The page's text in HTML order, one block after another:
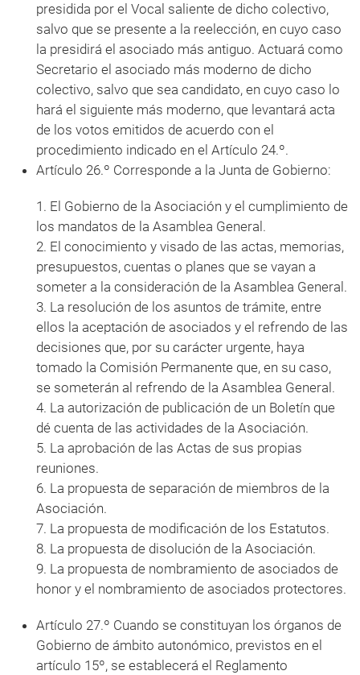
presidida por el Vocal saliente de dicho colectivo,
salvo que se presente a la reelección, en cuyo caso
la presidirá el asociado más antiguo. Actuará como
Secretario el asociado más moderno de dicho
colectivo, salvo que sea candidato, en cuyo caso lo
hará el siguiente más moderno, que levantará acta
de los votos emitidos de acuerdo con el
procedimiento indicado en el Artículo 24.º.
Artículo 26.º Corresponde a la Junta de Gobierno:
1. El Gobierno de la Asociación y el cumplimiento de
los mandatos de la Asamblea General.
2. El conocimiento y visado de las actas, memorias,
presupuestos, cuentas o planes que se vayan a
someter a la consideración de la Asamblea General.
3. La resolución de los asuntos de trámite, entre
ellos la aceptación de asociados y el refrendo de las
decisiones que, por su carácter urgente, haya
tomado la Comisión Permanente que, en su caso,
se someterán al refrendo de la Asamblea General.
4. La autorización de publicación de un Boletín que
dé cuenta de las actividades de la Asociación.
5. La aprobación de las Actas de sus propias
reuniones.
6. La propuesta de separación de miembros de la
Asociación.
7. La propuesta de modificación de los Estatutos.
8. La propuesta de disolución de la Asociación.
9. La propuesta de nombramiento de asociados de
honor y el nombramiento de asociados protectores.
Artículo 27.º Cuando se constituyan los órganos de
Gobierno de ámbito autonómico, previstos en el
artículo 15º, se establecerá el Reglamento